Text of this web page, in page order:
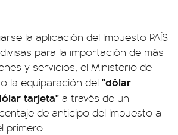
la aplicación del Impuesto PAÍS
para la importación de más
y servicios, el Ministerio de
la equiparación del "dólar
tarjeta" a través de un
de anticipo del Impuesto a
primero.